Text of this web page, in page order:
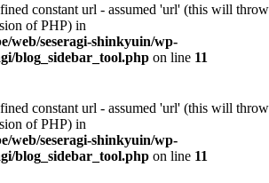
constant url - assumed 'url' (this will throw
of PHP) in
web/seseragi-shinkyuin/wp-
blog_sidebar_tool.php on line 11
constant url - assumed 'url' (this will throw
of PHP) in
web/seseragi-shinkyuin/wp-
blog_sidebar_tool.php on line 11